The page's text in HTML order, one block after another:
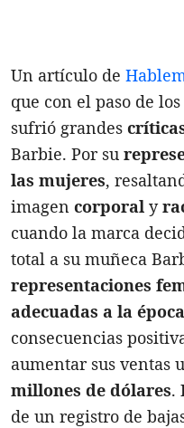
Un artículo de
que con el paso de
sufrió grandes
Barbie. Por su
las mujeres,
imagen corporal y
cuando la marca
total a su muñeca
representaciones
adecuadas a la época
consecuencias
aumentar sus ventas
millones de dólares.
de un registro de